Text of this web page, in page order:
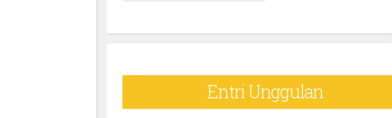
e
f
Entri Unggulan